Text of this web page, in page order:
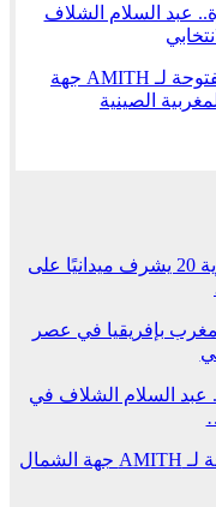
عبد السلام الشلاف
نجاح لافت للأبواب المفتوحة لـ AMITH جهة
الصينية
طنجة..قائد الملحقة الإدارية 20 يشرف ميدانيًا على
بإفريقيا في عصر
السلام الشلاف في
نجاح لافت للأبواب المفتوحة لـ AMITH جهة الشمال